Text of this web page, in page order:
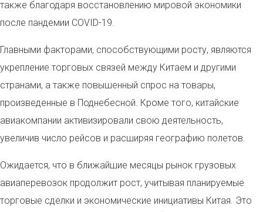
также благодаря восстановлению мировой экономики
после пандемии COVID-19.
Главными факторами, способствующими росту, являются
укрепление торговых связей между Китаем и другими
странами, а также повышенный спрос на товары,
произведенные в Поднебесной. Кроме того, китайские
авиакомпании активизировали свою деятельность,
увеличив число рейсов и расширяя географию полетов.
Ожидается, что в ближайшие месяцы рынок грузовых
авиаперевозок продолжит рост, учитывая планируемые
торговые сделки и экономические инициативы Китая. Это